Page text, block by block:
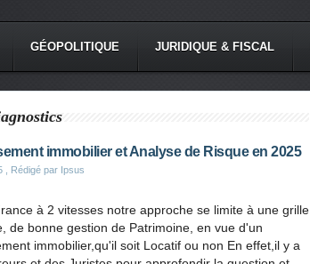
GÉOPOLITIQUE JURIDIQUE & FISCAL
immobilier et Analyse de Risque en 2025
, Rédigé par Ipsus
à 2 vitesses notre approche se limite à une grille
de bonne gestion de Patrimoine, en vue d'un
immobilier,qu'il soit Locatif ou non En effet,il y a